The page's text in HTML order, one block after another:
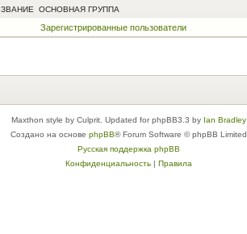
ЗВАНИЕ ОСНОВНАЯ ГРУППА
Зарегистрированные пользователи
Maxthon style by Culprit. Updated for phpBB3.3 by Ian Bradley
Создано на основе phpBB® Forum Software © phpBB Limited
Русская поддержка phpBB
Конфиденциальность| Правила